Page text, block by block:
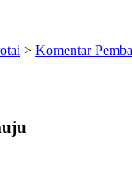
> Komentar